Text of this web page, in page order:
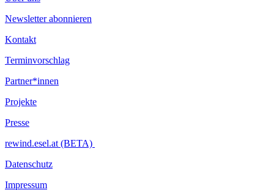
Newsletter abonnieren
Kontakt
Terminvorschlag
Partner*innen
Projekte
Presse
rewind.esel.at (BETA)
Datenschutz
Impressum